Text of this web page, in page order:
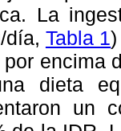
La
día, Tabla 1
encima
dieta
un